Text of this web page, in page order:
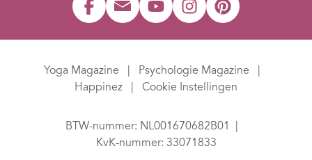
Yoga Magazine
Psychologie Magazine
Happinez
Cookie Instellingen
BTW-nummer: NL001670682B01
KvK-nummer: 33071833